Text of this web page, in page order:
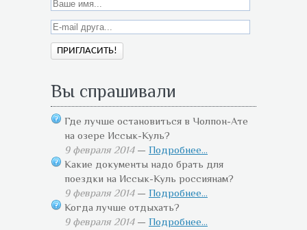
Вы спрашивали
Где лучше остановиться в Чолпон-Ате
на озере Иссык-Куль?
9 февраля 2014— Подробнее...
Какие документы надо брать для
поездки на Иссык-Куль россиянам?
9 февраля 2014— Подробнее...
Когда лучше отдыхать?
9 февраля 2014— Подробнее...